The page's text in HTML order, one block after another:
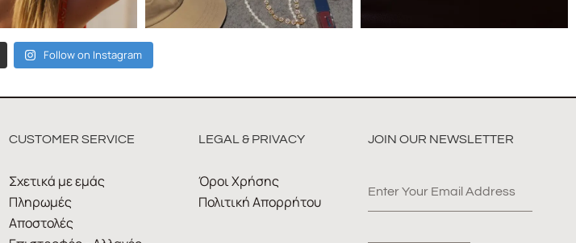
Follow on Instagram
CUSTOMER SERVICE
Σχετικά με εμάς
Πληρωμές
Αποστολές
LEGAL & PRIVACY
Όροι Χρήσης
Πολιτική Απορρήτου
JOIN OUR NEWSLETTER